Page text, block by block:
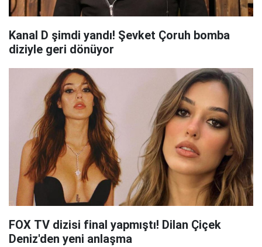
Kanal D şimdi yandı! Şevket Çoruh bomba
diziyle geri dönüyor
FOX TV dizisi final yapmıştı! Dilan Çiçek
Deniz'den yeni anlaşma